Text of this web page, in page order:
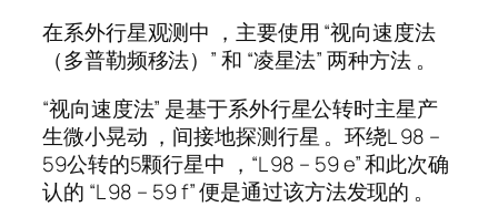
在系外行星观测中 ，主要使用 “视向速度法
（多普勒频移法）” 和 “凌星法” 两种方法 。
“视向速度法” 是基于系外行星公转时主星产
生微小晃动 ，间接地探测行星 。环绕L 98 –
59公转的5颗行星中 ，“L 98 – 59 e” 和此次确
认的 “L 98 – 59 f” 便是通过该方法发现的 。